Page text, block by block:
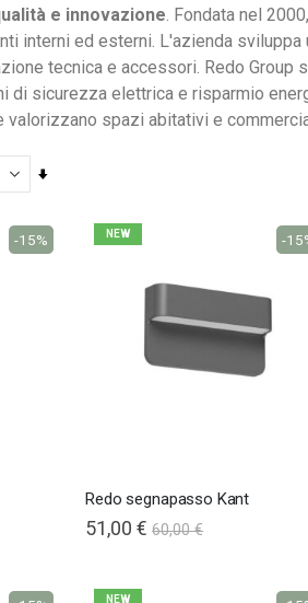
e innovazione. Fondata nel
interni ed esterni. L'azienda
tecnica e accessori. Redo Group
di sicurezza elettrica e risparmio
spazi abitativi e
Imposta
direzione
crescente
-15% NEW
Redo segnapasso Kant
51,00 € 60,00 €
-
NEW